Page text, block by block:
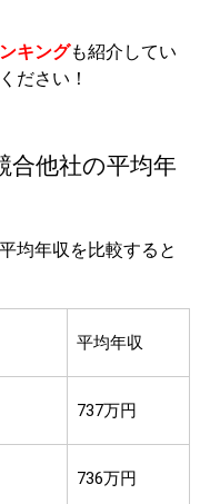
キングも紹介してい
ださい！
合他社の平均年
均年収を比較すると
平均年収
737万円
736万円